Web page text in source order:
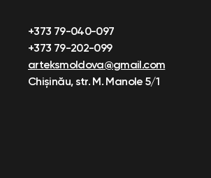
+373 79-040-097
+373 79-202-099
arteksmoldova@gmail.com
Chișinău, str. M. Manole 5/1